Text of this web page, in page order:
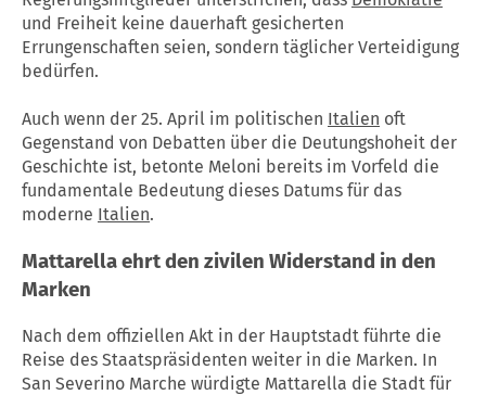
und Freiheit keine dauerhaft gesicherten
Errungenschaften seien, sondern täglicher Verteidigung
bedürfen.
Auch wenn der 25. April im politischen Italien oft
Gegenstand von Debatten über die Deutungshoheit der
Geschichte ist, betonte Meloni bereits im Vorfeld die
fundamentale Bedeutung dieses Datums für das
moderne Italien.
Mattarella ehrt den zivilen Widerstand in den
Marken
Nach dem offiziellen Akt in der Hauptstadt führte die
Reise des Staatspräsidenten weiter in die Marken. In
San Severino Marche würdigte Mattarella die Stadt für